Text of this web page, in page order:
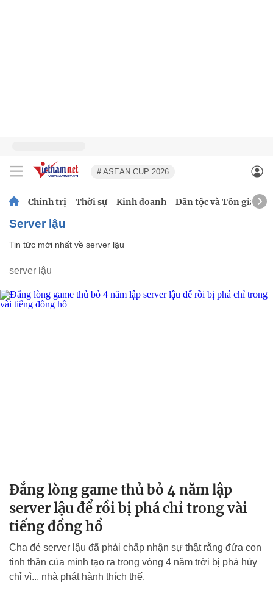
# ASEAN CUP 2026
Chính trị Thời sự Kinh doanh Dân tộc và Tôn giáo
server lậu
Tin tức mới nhất về server lậu
server lậu
Đắng lòng game thủ bỏ 4 năm lập
server lậu để rồi bị phá chỉ trong vài
tiếng đồng hồ
Cha đẻ server lậu đã phải chấp nhận sự thật rằng đứa con
tinh thần của mình tạo ra trong vòng 4 năm trời bị phá hủy
chỉ vì... nhà phát hành thích thế.